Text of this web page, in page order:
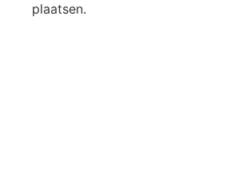
plaatsen.